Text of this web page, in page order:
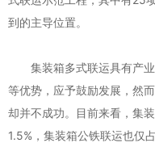
到的主导位置。
集装箱多式联运具有产业
等优势，应予鼓励发展，然
却并不成功。目前来看，集
1.5%，集装箱公铁联运也仅